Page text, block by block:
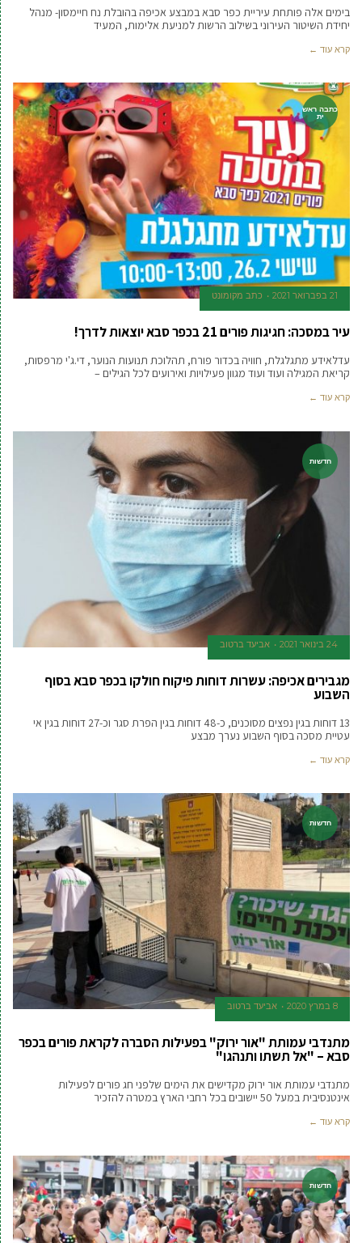
בימים אלה פותחת עיריית כפר סבא במבצע אכיפה בהובלת נח חיימסון- מנהל
יחידת השיטור העירוני בשילוב הרשות למניעת אלימות, המעיד
קרא עוד ←
כתבה ראש
ית
21 בפברואר 2021 כתב מקומונט
עיר במסכה: חגיגות פורים 21 בכפר סבא יוצאות לדרך!
עדלאידע מתגלגלת, חוויה בכדור פורח, תהלוכת תנועות הנוער, די.ג'י מרפסות,
קריאת המגילה ועוד ועוד מגוון פעילויות ואירועים לכל הגילים –
קרא עוד ←
חדשות
24 בינואר 2021 אביעד ברטוב
מגבירים אכיפה: עשרות דוחות פיקוח חולקו בכפר סבא בסוף
השבוע
13 דוחות בגין נפצים מסוכנים, כ-48 דוחות בגין הפרת סגר וכ-27 דוחות בגין אי
עטיית מסכה בסוף השבוע נערך מבצע
קרא עוד ←
חדשות
8 במרץ 2020 אביעד ברטוב
מתנדבי עמותת "אור ירוק" בפעילות הסברה לקראת פורים בכפר
סבא – "אל תשתו ותנהגו"
מתנדבי עמותת אור ירוק מקדישים את הימים שלפני חג פורים לפעילות
אינטנסיבית במעל 50 יישובים בכל רחבי הארץ במטרה להזכיר
קרא עוד ←
חדשות